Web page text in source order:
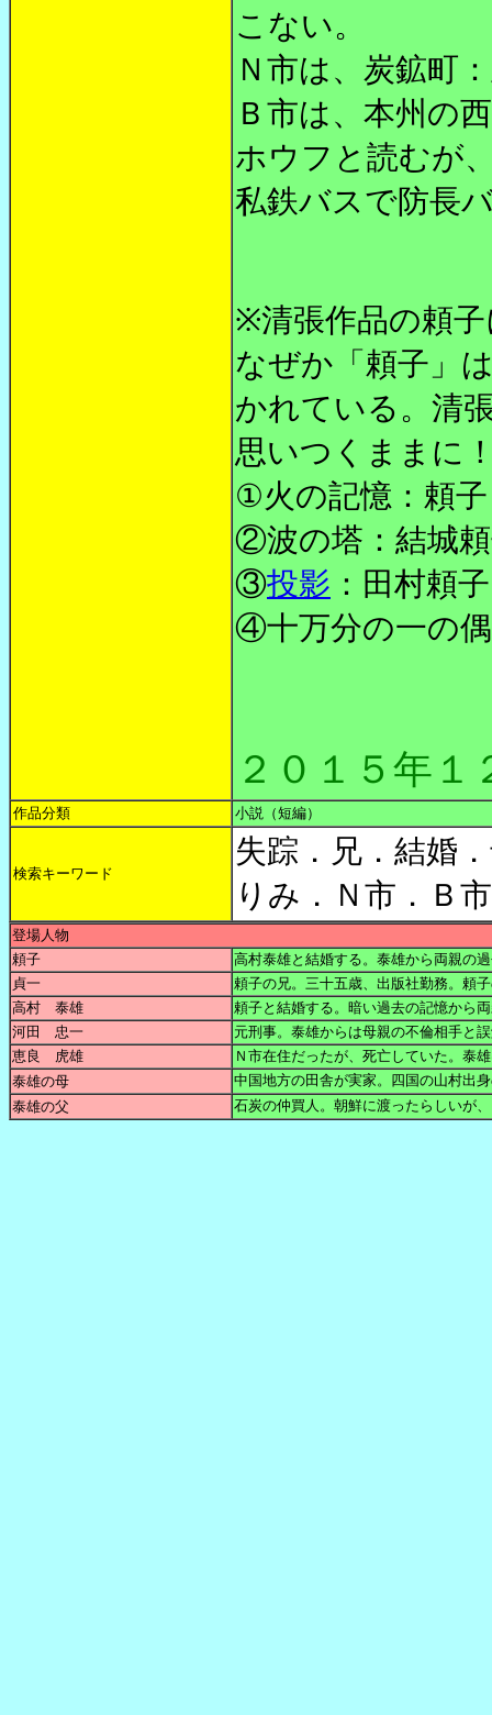
こない。
Ｎ市は、炭鉱町
Ｂ市は、本州の
ホウフと読むが
私鉄バスで防長
※清張作品の頼
なぜか「頼子」
かれている。清
思いつくままに
①火の記憶：頼子
②波の塔：結城
③投影 ：田村頼子
④十万分の一の
２０１５年
作品分類 小説（短編）
検索キーワード
失踪．兄．結婚
りみ．Ｎ市．Ｂ
登場人物
頼子
高村泰雄と結婚する。泰雄から両親の
貞一
頼子の兄。三十五歳、出版社勤務。頼
高村 泰雄
頼子と結婚する。暗い過去の記憶から
河田 忠一
元刑事。泰雄からは母親の不倫相手と
恵良 虎雄
Ｎ市在住だったが、死亡していた。泰
泰雄の母
中国地方の田舎が実家。四国の山村出
泰雄の父
石炭の仲買人。朝鮮に渡ったらしいが